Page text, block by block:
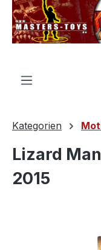
springen
Kategorien
Lizard
2015